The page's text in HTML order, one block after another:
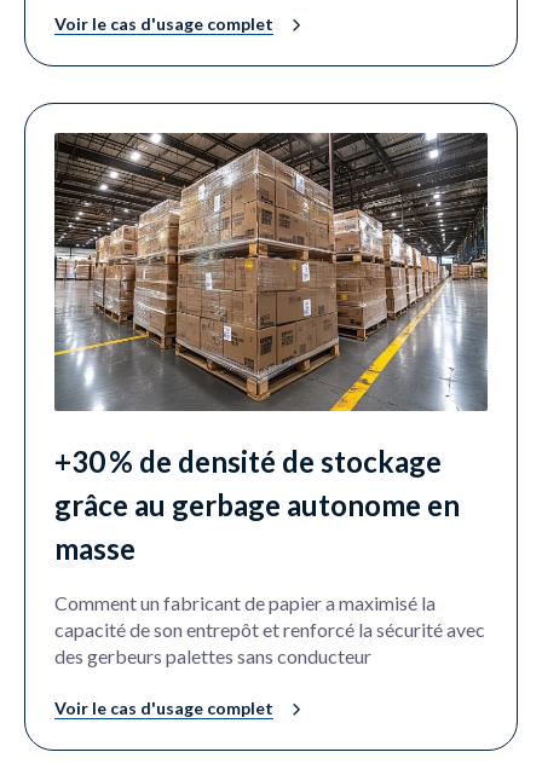
Voir le cas d'usage complet
+30 % de densité de stockage
grâce au gerbage autonome en
masse
Comment un fabricant de papier a maximisé la
capacité de son entrepôt et renforcé la sécurité avec
des gerbeurs palettes sans conducteur
Voir le cas d'usage complet